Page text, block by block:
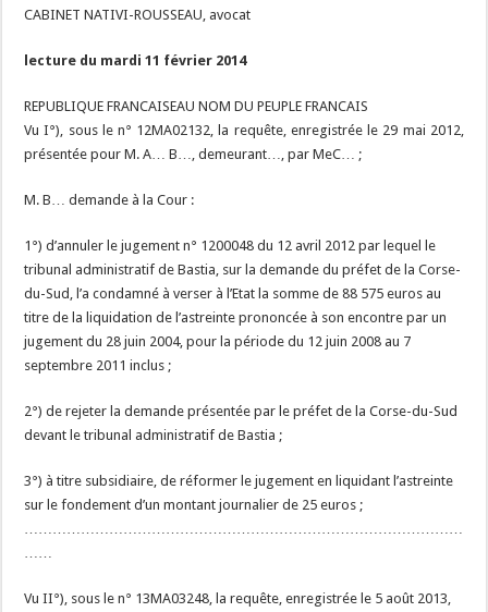
CABINET NATIVI-ROUSSEAU, avocat
lecture du mardi 11 février 2014
REPUBLIQUE FRANCAISEAU NOM DU PEUPLE FRANCAIS
Vu I°), sous le n° 12MA02132, la requête, enregistrée le 29 mai 2012,
présentée pour M. A… B…, demeurant…, par MeC… ;
M. B… demande à la Cour :
1°) d’annuler le jugement n° 1200048 du 12 avril 2012 par lequel le
tribunal administratif de Bastia, sur la demande du préfet de la Corse-
du-Sud, l’a condamné à verser à l’Etat la somme de 88 575 euros au
titre de la liquidation de l’astreinte prononcée à son encontre par un
jugement du 28 juin 2004, pour la période du 12 juin 2008 au 7
septembre 2011 inclus ;
2°) de rejeter la demande présentée par le préfet de la Corse-du-Sud
devant le tribunal administratif de Bastia ;
3°) à titre subsidiaire, de réformer le jugement en liquidant l’astreinte
sur le fondement d’un montant journalier de 25 euros ;
…………………………………………………………………………………
……
Vu II°), sous le n° 13MA03248, la requête, enregistrée le 5 août 2013,